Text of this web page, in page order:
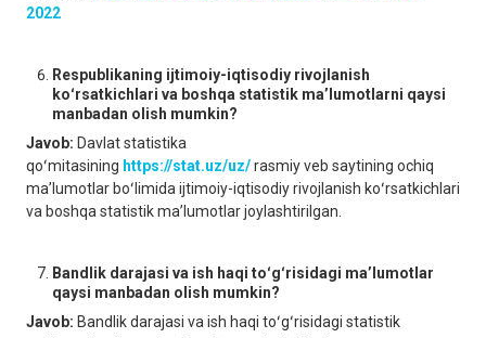
2022
Respublikaning ijtimoiy-iqtisodiy rivojlanish
koʻrsatkichlari va boshqa statistik maʼlumotlarni qaysi
manbadan olish mumkin?
Javob: Davlat statistika
qoʻmitasining https://stat.uz/uz/rasmiy veb saytining ochiq
maʼlumotlar boʻlimida ijtimoiy-iqtisodiy rivojlanish koʻrsatkichlari
va boshqa statistik maʼlumotlar joylashtirilgan.
Bandlik darajasi va ish haqi toʻgʻrisidagi maʼlumotlar
qaysi manbadan olish mumkin?
Javob: Bandlik darajasi va ish haqi toʻgʻrisidagi statistik